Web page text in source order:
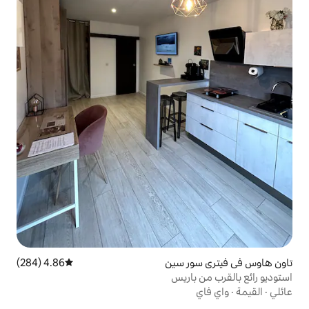
سين متوسط التقييم 4.86 من 5، 284 مراجعات
4.86 (284)